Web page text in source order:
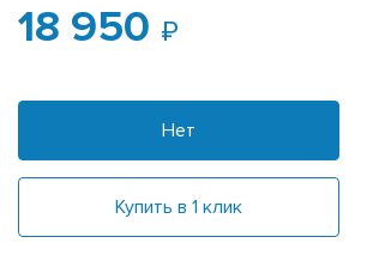
18 950
Нет
Купить в 1 клик